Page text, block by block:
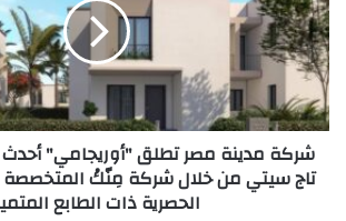
تطلق
"أوريجامي"
أحدث
مشروعاتها
في
تاج
سيتي
من
شركة مدينة مصر تطلق "أوريجامي"
تاج سيتي من خلال شركة مِنّكْ
الحصرية ذات الطابع